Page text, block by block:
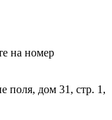
на номер
поля, дом 31, стр. 1,